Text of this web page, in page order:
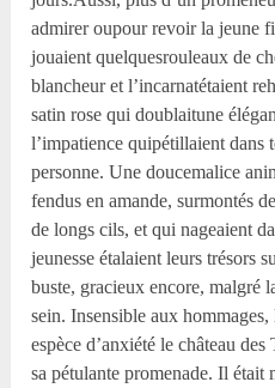
admirer oupour revoir la jeune
jouaient quelquesrouleaux de
blancheur et l’incarnatétaient
satin rose qui doublaitune
l’impatience quipétillaient dans
personne. Une doucemalice
fendus en amande, surmontés
de longs cils, et qui nageaient
jeunesse étalaient leurs trésors
buste, gracieux encore, malgré
sein. Insensible aux
espèce d’anxiété le château
sa pétulante promenade. Il